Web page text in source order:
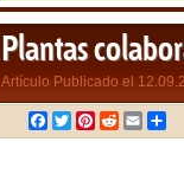
Plantas
Artículo Publicado el
Facebook
TwitterPinterest
RedditEmail